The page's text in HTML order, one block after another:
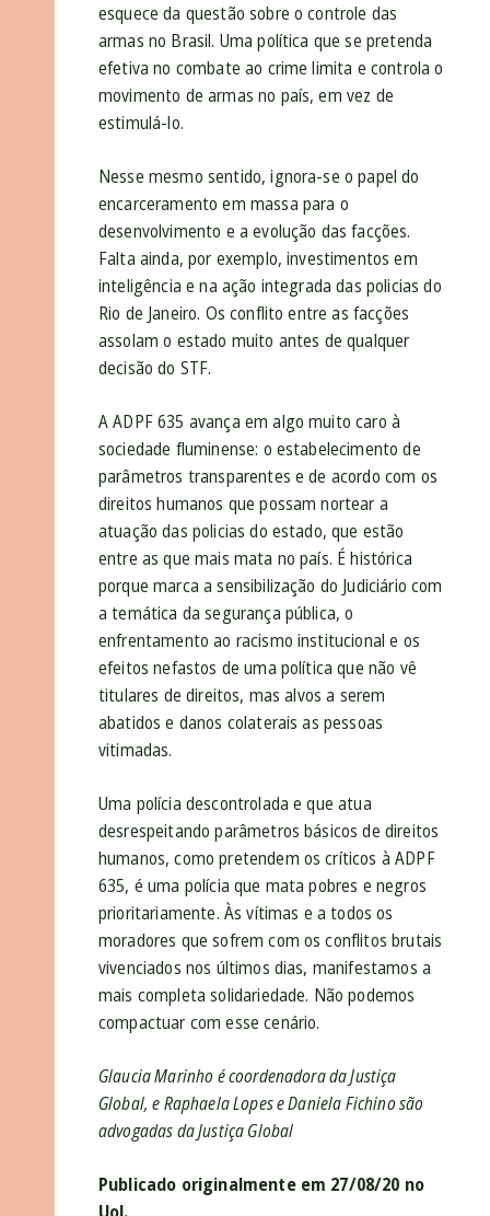
esquece da questão sobre o controle das
armas no Brasil. Uma política que se pretenda
efetiva no combate ao crime limita e controla o
movimento de armas no país, em vez de
estimulá-lo.
Nesse mesmo sentido, ignora-se o papel do
encarceramento em massa para o
desenvolvimento e a evolução das facções.
Falta ainda, por exemplo, investimentos em
inteligência e na ação integrada das policias do
Rio de Janeiro. Os conflito entre as facções
assolam o estado muito antes de qualquer
decisão do STF.
A ADPF 635 avança em algo muito caro à
sociedade fluminense: o estabelecimento de
parâmetros transparentes e de acordo com os
direitos humanos que possam nortear a
atuação das policias do estado, que estão
entre as que mais mata no país. É histórica
porque marca a sensibilização do Judiciário com
a temática da segurança pública, o
enfrentamento ao racismo institucional e os
efeitos nefastos de uma política que não vê
titulares de direitos, mas alvos a serem
abatidos e danos colaterais as pessoas
vitimadas.
Uma polícia descontrolada e que atua
desrespeitando parâmetros básicos de direitos
humanos, como pretendem os críticos à ADPF
635, é uma polícia que mata pobres e negros
prioritariamente. Às vítimas e a todos os
moradores que sofrem com os conflitos brutais
vivenciados nos últimos dias, manifestamos a
mais completa solidariedade. Não podemos
compactuar com esse cenário.
Glaucia Marinho é coordenadora da Justiça
Global, e Raphaela Lopes e Daniela Fichino são
advogadas da Justiça Global
Publicado originalmente em 27/08/20 no